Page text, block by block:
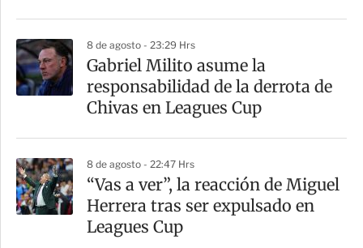
8 de agosto - 23:29 Hrs
Gabriel Milito asume la
responsabilidad de la derrota de
Chivas en Leagues Cup
8 de agosto - 22:47 Hrs
“Vas a ver”, la reacción de Miguel
Herrera tras ser expulsado en
Leagues Cup